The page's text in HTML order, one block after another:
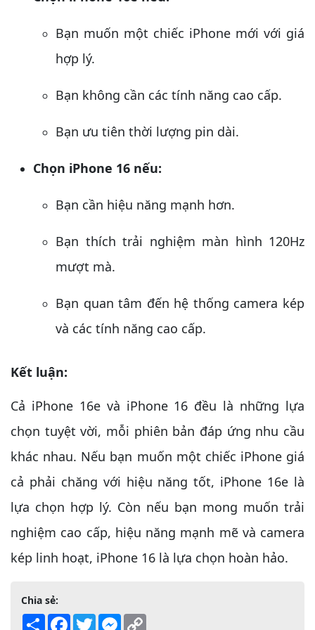
Bạn muốn một chiếc iPhone mới với giá
hợp lý.
Bạn không cần các tính năng cao cấp.
Bạn ưu tiên thời lượng pin dài.
Chọn iPhone 16 nếu:
Bạn cần hiệu năng mạnh hơn.
Bạn thích trải nghiệm màn hình 120Hz
mượt mà.
Bạn quan tâm đến hệ thống camera kép
và các tính năng cao cấp.
Kết luận:
Cả iPhone 16e và iPhone 16 đều là những lựa
chọn tuyệt vời, mỗi phiên bản đáp ứng nhu cầu
khác nhau. Nếu bạn muốn một chiếc iPhone giá
cả phải chăng với hiệu năng tốt, iPhone 16e là
lựa chọn hợp lý. Còn nếu bạn mong muốn trải
nghiệm cao cấp, hiệu năng mạnh mẽ và camera
kép linh hoạt, iPhone 16 là lựa chọn hoàn hảo.
Chia sẻ:
Share Facebook
TwitterMessenger